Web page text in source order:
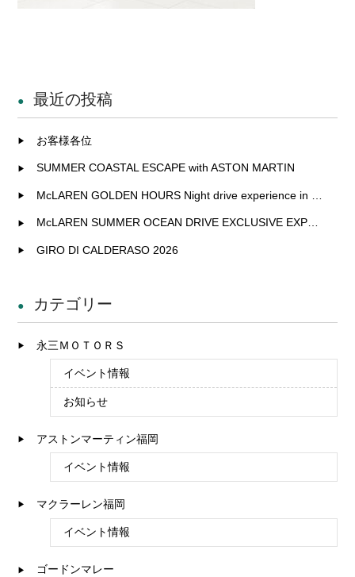
最近の投稿
お客様各位
SUMMER COASTAL ESCAPE with ASTON MARTIN
McLAREN GOLDEN HOURS Night drive experience in Fukuoka
McLAREN SUMMER OCEAN DRIVE EXCLUSIVE EXPERIENCE IN KITAKYUSHU
GIRO DI CALDERASO 2026
カテゴリー
永三ＭＯＴＯＲＳ
イベント情報
お知らせ
アストンマーティン福岡
イベント情報
マクラーレン福岡
イベント情報
ゴードンマレー